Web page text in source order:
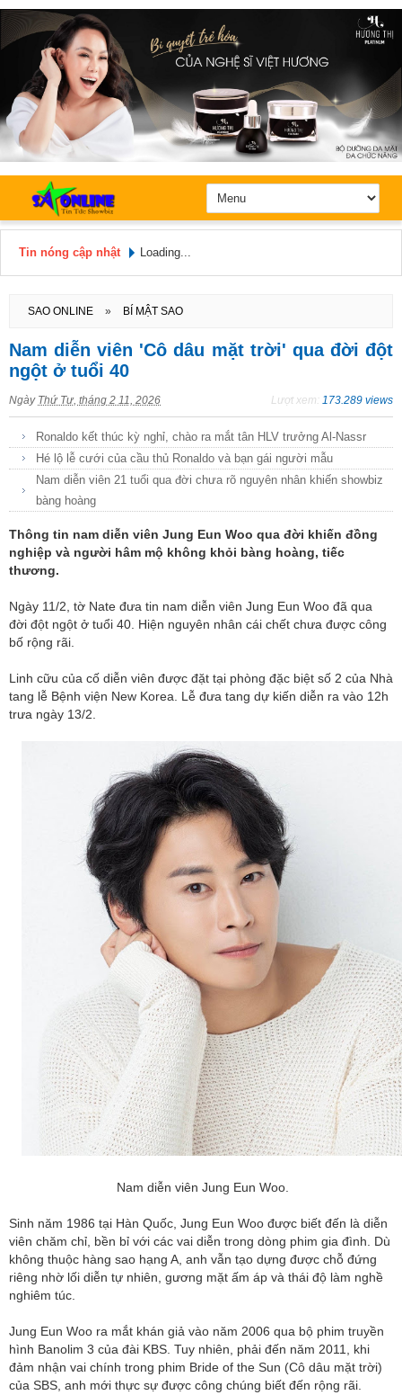
Tin nóng cập nhật Loading...
SAO ONLINE » BÍ MẬT SAO
Nam diễn viên 'Cô dâu mặt trời' qua đời đột
ngột ở tuổi 40
Ngày Thứ Tư, tháng 2 11, 2026 Lượt xem: 173.289 views
Ronaldo kết thúc kỳ nghỉ, chào ra mắt tân HLV trưởng Al-Nassr
Hé lộ lễ cưới của cầu thủ Ronaldo và bạn gái người mẫu
Nam diễn viên 21 tuổi qua đời chưa rõ nguyên nhân khiến showbiz
bàng hoàng
Thông tin nam diễn viên Jung Eun Woo qua đời khiến đồng
nghiệp và người hâm mộ không khỏi bàng hoàng, tiếc
thương.
Ngày 11/2, tờ Nate đưa tin nam diễn viên Jung Eun Woo đã qua
đời đột ngột ở tuổi 40. Hiện nguyên nhân cái chết chưa được công
bố rộng rãi.
Linh cữu của cố diễn viên được đặt tại phòng đặc biệt số 2 của Nhà
tang lễ Bệnh viện New Korea. Lễ đưa tang dự kiến diễn ra vào 12h
trưa ngày 13/2.
Nam diễn viên Jung Eun Woo.
Sinh năm 1986 tại Hàn Quốc, Jung Eun Woo được biết đến là diễn
viên chăm chỉ, bền bỉ với các vai diễn trong dòng phim gia đình. Dù
không thuộc hàng sao hạng A, anh vẫn tạo dựng được chỗ đứng
riêng nhờ lối diễn tự nhiên, gương mặt ấm áp và thái độ làm nghề
nghiêm túc.
Jung Eun Woo ra mắt khán giả vào năm 2006 qua bộ phim truyền
hình Banolim 3 của đài KBS. Tuy nhiên, phải đến năm 2011, khi
đảm nhận vai chính trong phim Bride of the Sun (Cô dâu mặt trời)
của SBS, anh mới thực sự được công chúng biết đến rộng rãi.